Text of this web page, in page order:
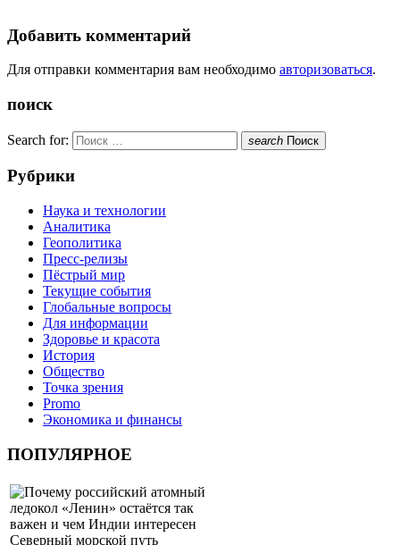
Добавить комментарий
Для отправки комментария вам необходимо авторизоваться.
поиск
Search for: search Поиск
Рубрики
Наука и технологии
Аналитика
Геополитика
Пресс-релизы
Пёстрый мир
Текущие события
Глобальные вопросы
Для информации
Здоровье и красота
История
Общество
Точка зрения
Promo
Экономика и финансы
ПОПУЛЯРНОЕ